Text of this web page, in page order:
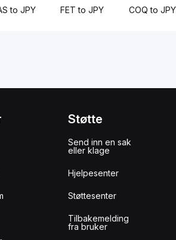
to JPY FET to JPY COQ to JPY
Støtte
Send inn en sak
eller klage
Hjelpesenter
Støttesenter
Tilbakemelding
fra bruker